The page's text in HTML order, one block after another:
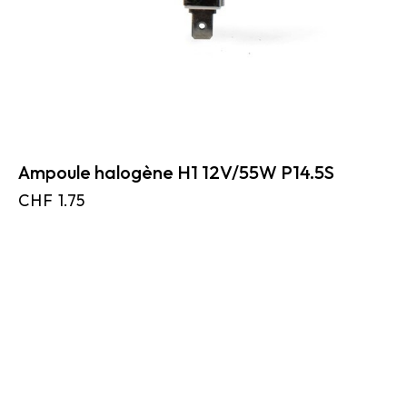
Ampoule halogène H1 12V/55W P14.5S
CHF 1.75